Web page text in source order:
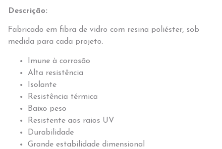
Descrição:
Fabricado em fibra de vidro com resina poliéster, sob
medida para cada projeto.
Imune à corrosão
Alta resistência
Isolante
Resistência térmica
Baixo peso
Resistente aos raios UV
Durabilidade
Grande estabilidade dimensional